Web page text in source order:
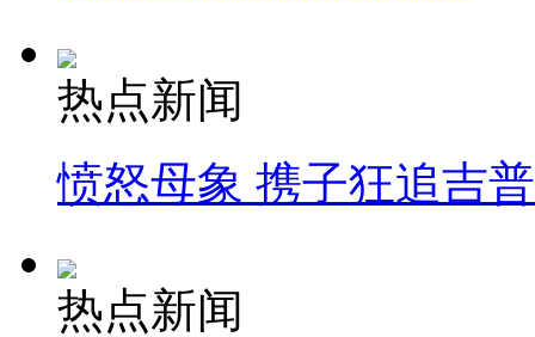
热点新闻
愤怒母象 携子狂追吉
热点新闻